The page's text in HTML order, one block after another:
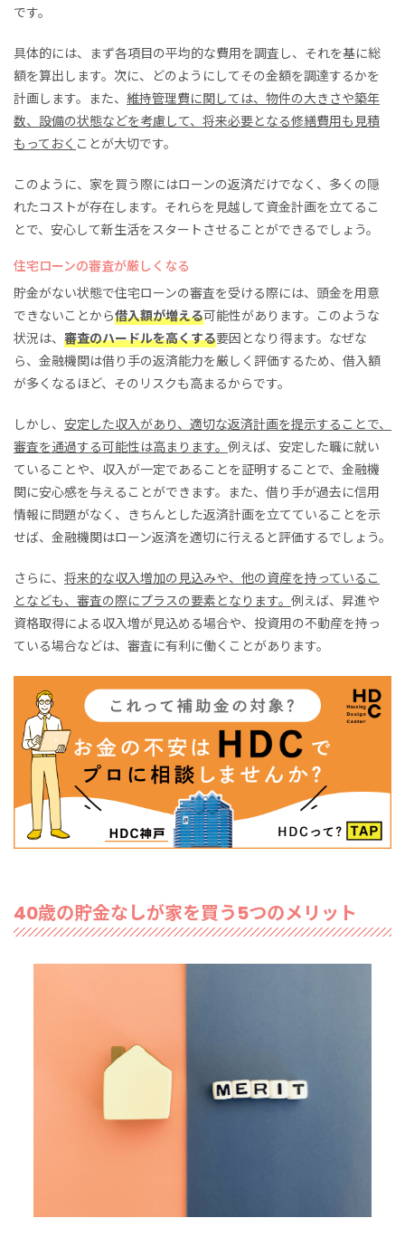
です。
具体的には、まず各項目の平均的な費用を調査し、それを基に総
額を算出します。次に、どのようにしてその金額を調達するかを
計画します。また、 維持管理費に関しては、物件の大きさや築年
数、設備の状態などを考慮して、将来必要となる修繕費用も見積
もっておく ことが大切です。
このように、家を買う際にはローンの返済だけでなく、多くの隠
れたコストが存在します。それらを見越して資金計画を立てるこ
とで、安心して新生活をスタートさせることができるでしょう。
住宅ローンの審査が厳しくなる
貯金がない状態で住宅ローンの審査を受ける際には、頭金を用意
できないことから借入額が増える可能性があります。このような
状況は、 審査のハードルを高くする要因となり得ます。なぜな
ら、金融機関は借り手の返済能力を厳しく評価するため、借入額
が多くなるほど、そのリスクも高まるからです。
しかし、 安定した収入があり、適切な返済計画を提示することで、
審査を通過する可能性は高まります。 例えば、安定した職に就い
ていることや、収入が一定であることを証明することで、金融機
関に安心感を与えることができます。また、借り手が過去に信用
情報に問題がなく、きちんとした返済計画を立てていることを示
せば、金融機関はローン返済を適切に行えると評価するでしょう。
さらに、 将来的な収入増加の見込みや、他の資産を持っているこ
となども、審査の際にプラスの要素となります。 例えば、昇進や
資格取得による収入増が見込める場合や、投資用の不動産を持っ
ている場合などは、審査に有利に働くことがあります。
40歳の貯金なしが家を買う5つのメリット